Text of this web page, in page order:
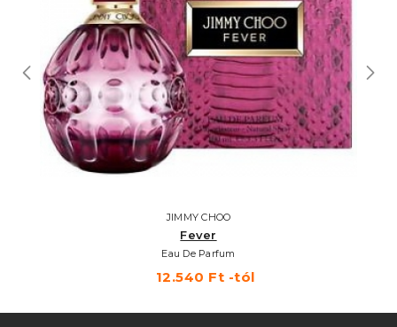
JIMMY CHOO
Fever
Eau De Parfum
12.540 Ft -tól